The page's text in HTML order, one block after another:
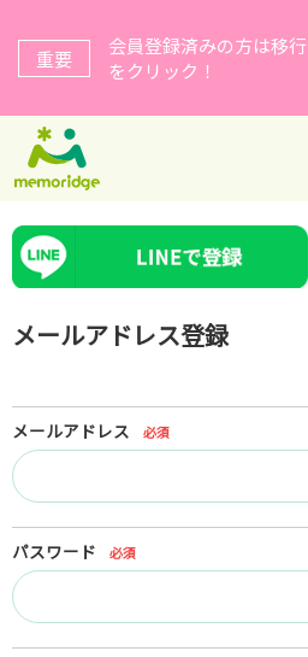
重要
会員登録済みの方は移
をクリック！
メールアドレス登録
メールアドレス 必須
パスワード 必須